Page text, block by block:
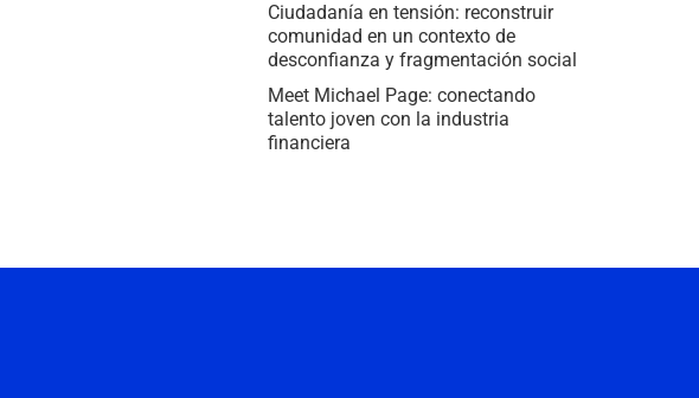
Ciudadanía en tensión: reconstruir
comunidad en un contexto de
desconfianza y fragmentación social
Meet Michael Page: conectando
talento joven con la industria
financiera